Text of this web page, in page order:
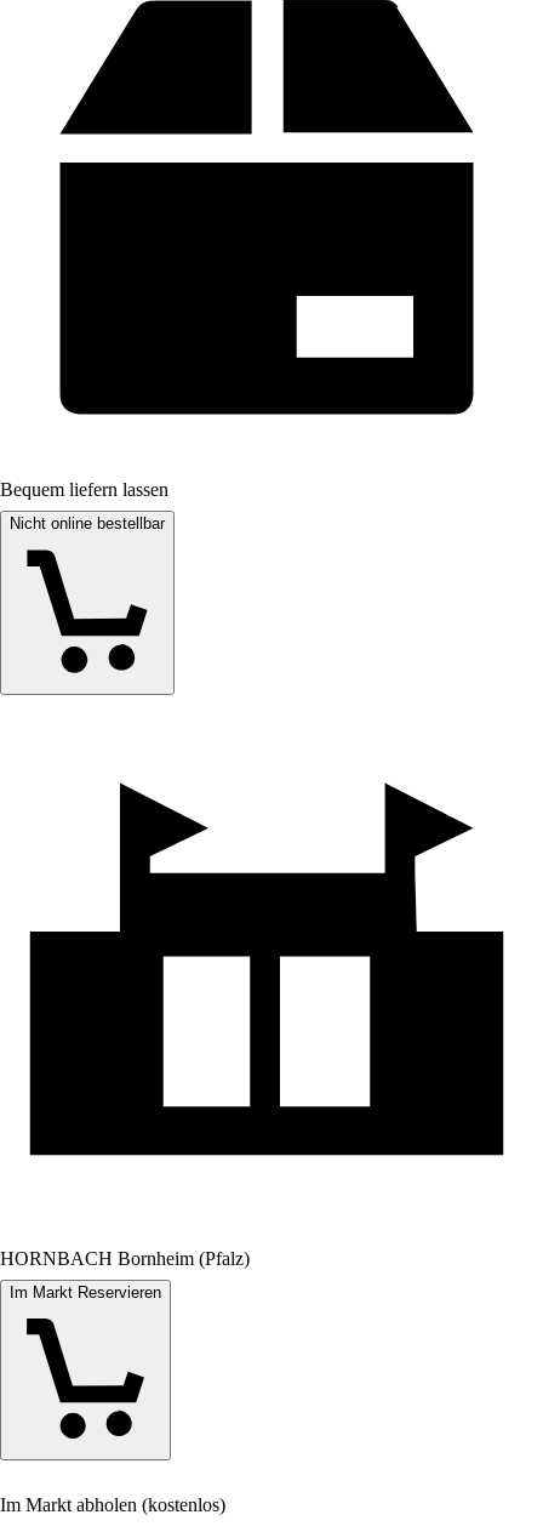
Bequem liefern lassen
Nicht online bestellbar
HORNBACH Bornheim (Pfalz)
Im Markt Reservieren
Im Markt abholen (kostenlos)